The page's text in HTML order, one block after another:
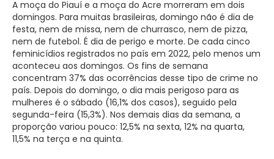
A moça do Piauí e a moça do Acre morreram em dois
domingos. Para muitas brasileiras, domingo não é dia de
festa, nem de missa, nem de churrasco, nem de pizza,
nem de futebol. É dia de perigo e morte. De cada cinco
feminicídios registrados no país em 2022, pelo menos um
aconteceu aos domingos. Os fins de semana
concentram 37% das ocorrências desse tipo de crime no
país. Depois do domingo, o dia mais perigoso para as
mulheres é o sábado (16,1% dos casos), seguido pela
segunda-feira (15,3%). Nos demais dias da semana, a
proporção variou pouco: 12,5% na sexta, 12% na quarta,
11,5% na terça e na quinta.